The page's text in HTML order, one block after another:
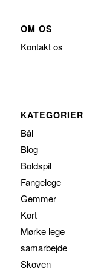
OM OS
Kontakt os
KATEGORIER
Bål
Blog
Boldspil
Fangelege
Gemmer
Kort
Mørke lege
samarbejde
Skoven